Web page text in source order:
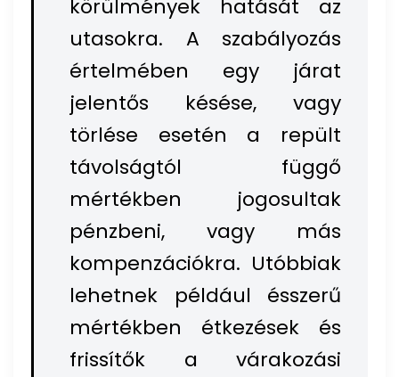
körülmények hatását az
utasokra. A szabályozás
értelmében egy járat
jelentős késése, vagy
törlése esetén a repült
távolságtól függő
mértékben jogosultak
pénzbeni, vagy más
kompenzációkra. Utóbbiak
lehetnek például ésszerű
mértékben étkezések és
frissítők a várakozási